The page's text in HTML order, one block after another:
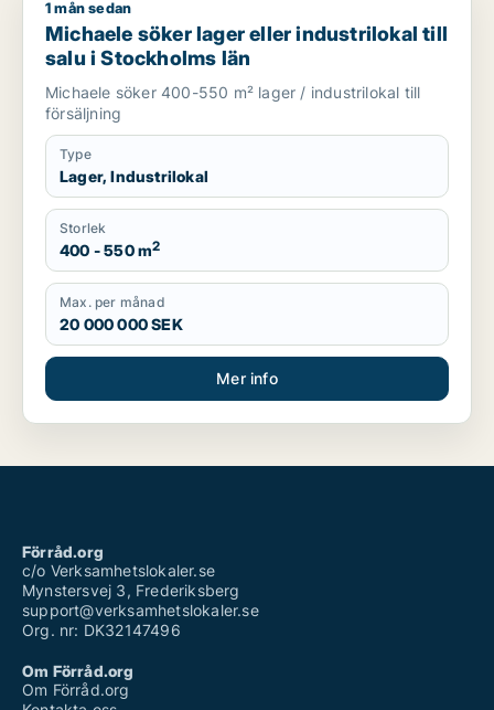
Michaele söker lager eller industrilokal till salu i Stockholms
1 mån sedan
Michaele söker lager eller industrilokal till
salu i Stockholms län
Michaele söker 400-550 m² lager / industrilokal till
försäljning
Type
Lager, Industrilokal
Storlek
400 - 550 m2
Max. per månad
20 000 000 SEK
Mer info
Förråd.org
c/o Verksamhetslokaler.se
Mynstersvej 3, Frederiksberg
support@verksamhetslokaler.se
Org. nr: DK32147496
Om Förråd.org
Om Förråd.org